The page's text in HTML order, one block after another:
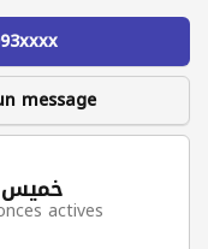
message
celin خميس
actives